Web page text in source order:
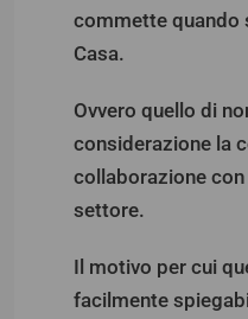
commette quando
Casa.
Ovvero quello di
considerazione la
collaborazione
settore.
Il motivo per cui
facilmente